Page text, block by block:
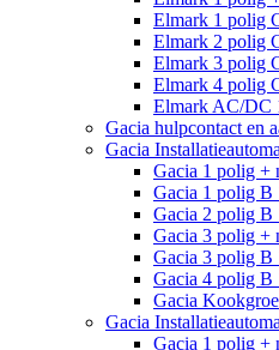
Elmark 1 polig
Elmark 2 polig
Elmark 3 polig
Elmark 4 polig
Elmark AC/DC
Gacia hulpcontact en
Gacia
Gacia 1 polig +
Gacia 1 polig B
Gacia 2 polig
Gacia 3 polig +
Gacia 3 polig B
Gacia 4 polig B
Gacia
Gacia
Gacia 1 polig +